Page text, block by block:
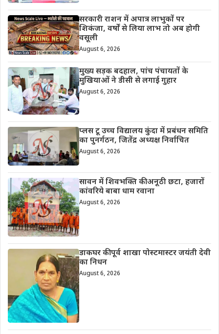
सरकारी राशन में अपात्र लाभुकों पर
शिकंजा, वर्षों से लिया लाभ तो अब होगी
वसूली
August 6, 2026
मुख्य सड़क बदहाल, पांच पंचायतों के
मुखियाओं ने डीसी से लगाई गुहार
August 6, 2026
प्लस टू उच्च विद्यालय कुंदा में प्रबंधन समिति
का पुनर्गठन, जितेंद्र अध्यक्ष निर्वाचित
August 6, 2026
सावन में शिवभक्ति की अनूठी छटा, हजारों
कांवरिये बाबा धाम रवाना
August 6, 2026
डाकघर की पूर्व शाखा पोस्टमास्टर जयंती देवी
का निधन
August 6, 2026